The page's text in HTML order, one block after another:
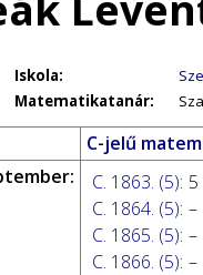
Iskola:
Matematikatanár:
C-jelű
C. 1863. (5):
C. 1864. (5): –
C. 1865. (5): –
C. 1866. (5): –